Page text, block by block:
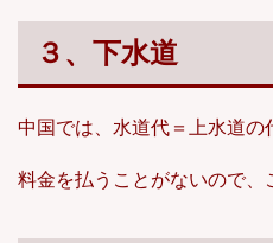
３、下水道
中国では、水道代＝上水道
料金を払うことがないので、